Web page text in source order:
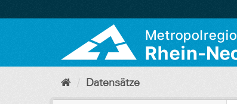
zum
Datensätze